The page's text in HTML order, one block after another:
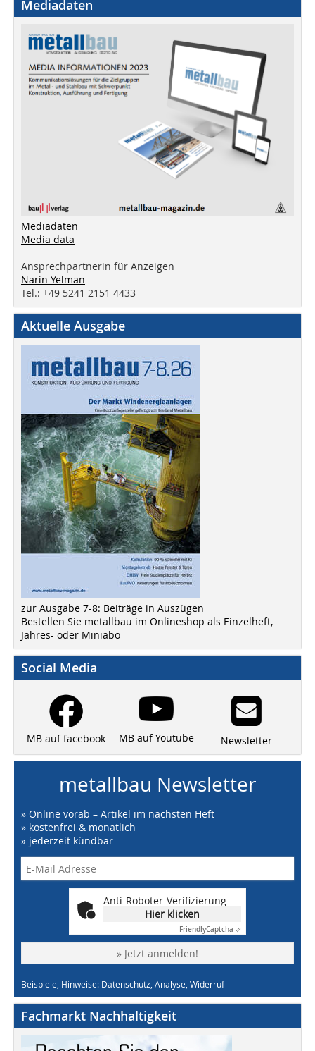
Mediadaten
Mediadaten
Media data
--------------------------------------------------------
Ansprechpartnerin für Anzeigen
Narin Yelman
Tel.: +49 5241 2151 4433
Aktuelle Ausgabe
zur Ausgabe 7-8: Beiträge in Auszügen
Bestellen Sie metallbau im Onlineshop als Einzelheft,
Jahres- oder Miniabo
Social Media
MB auf facebook MB auf Youtube Newsletter
metallbau Newsletter
» Online vorab – Artikel im nächsten Heft
» kostenfrei & monatlich
» jederzeit kündbar
Anti-Roboter-Verifizierung
Hier klicken
FriendlyCaptcha ⇗
» Jetzt anmelden!
Beispiele, Hinweise: Datenschutz, Analyse, Widerruf
Fachmarkt Nachhaltigkeit